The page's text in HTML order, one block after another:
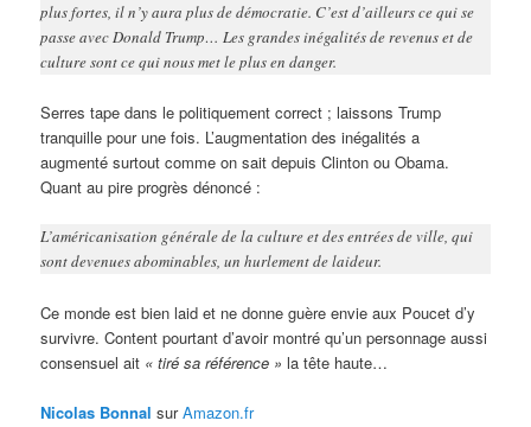
plus fortes, il n’y aura plus de démocratie. C’est d’ailleurs ce qui se
passe avec Donald Trump… Les grandes inégalités de revenus et de
culture sont ce qui nous met le plus en danger.
Serres tape dans le politiquement correct ; laissons Trump
tranquille pour une fois. L’augmentation des inégalités a
augmenté surtout comme on sait depuis Clinton ou Obama.
Quant au pire progrès dénoncé :
L’américanisation générale de la culture et des entrées de ville, qui
sont devenues abominables, un hurlement de laideur.
Ce monde est bien laid et ne donne guère envie aux Poucet d’y
survivre. Content pourtant d’avoir montré qu’un personnage aussi
consensuel ait « tiré sa référence » la tête haute…
Nicolas Bonnal surAmazon.fr